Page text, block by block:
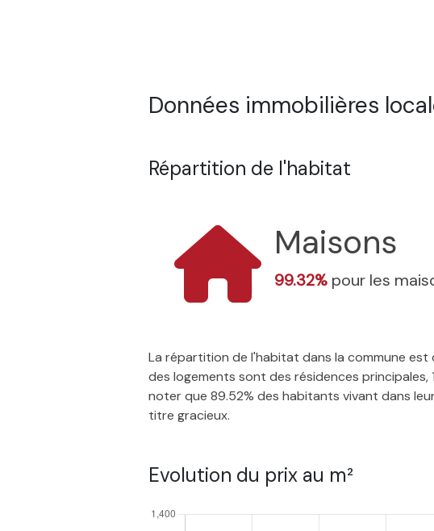
Données immobilières
Répartition de l'habitat
Maisons
99.32% pour les
La répartition de l'habitat dans la commune est
des logements sont des résidences
noter que 89.52% des habitants vivant dans
titre gracieux.
Evolution du prix au m²